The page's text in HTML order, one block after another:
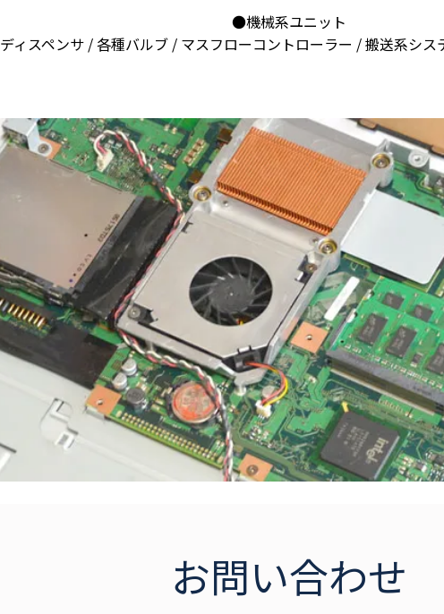
●機械系ユニット
ディスペンサ / 各種バルブ / マスフローコントローラー / 搬送系シ
お問い合わせ